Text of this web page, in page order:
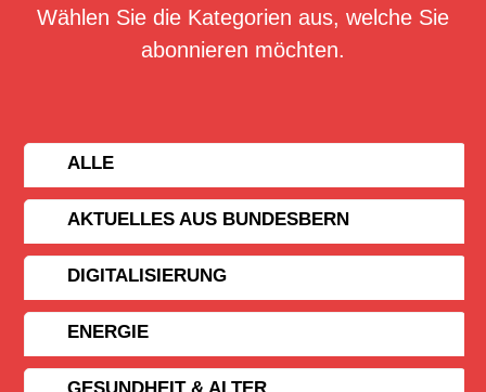
Wählen Sie die Kategorien aus, welche Sie
abonnieren möchten.
ALLE
AKTUELLES AUS BUNDESBERN
DIGITALISIERUNG
ENERGIE
GESUNDHEIT & ALTER